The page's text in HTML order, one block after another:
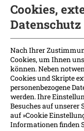
Fakultät
International Patients
Kontakt
Presse
Soziale Medien
Barrierefreiheit
Datenschutz
Cookies,
Datenschutz
Nach Ihrer
Cookies, um Ihnen
können. Neben
Cookies und Skripte
personenbezogene
werden. Ihre
Besuches auf unserer
auf »Cookie
Informationen finden